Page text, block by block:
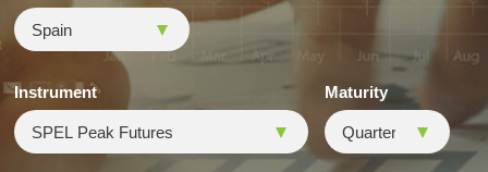
Instrument Maturity